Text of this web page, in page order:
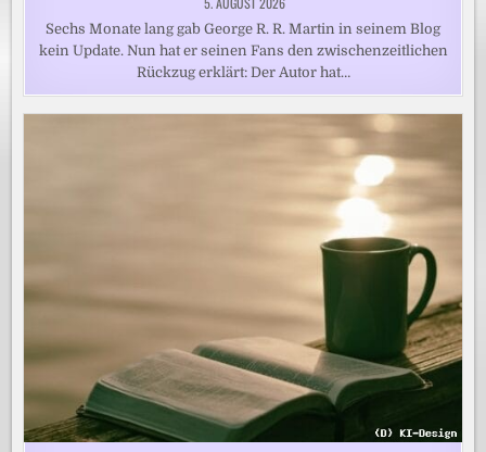
Sechs Monate lang gab George R. R. Martin in seinem Blog
kein Update. Nun hat er seinen Fans den zwischenzeitlichen
Rückzug erklärt: Der Autor hat…